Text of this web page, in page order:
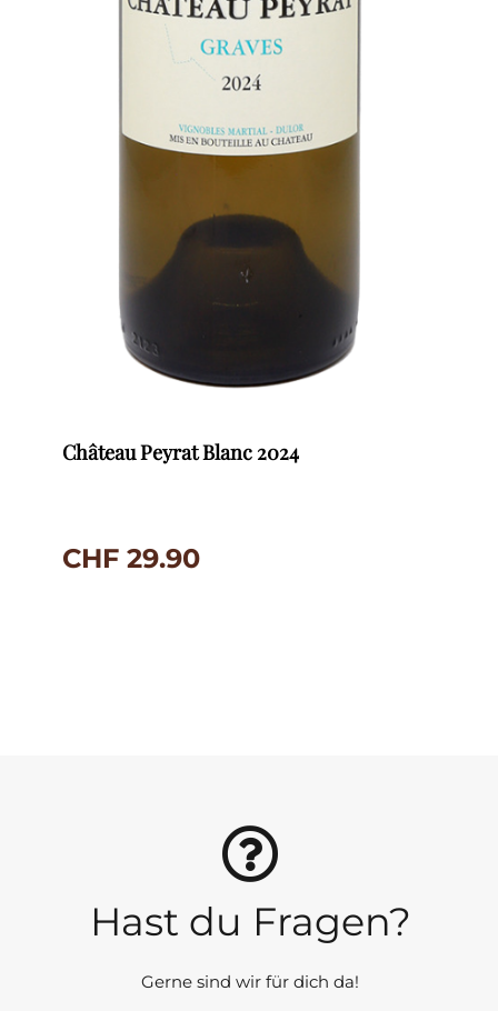
Château Peyrat Blanc 2024
CHF 29.90
Hast du Fragen?
Gerne sind wir für dich da!